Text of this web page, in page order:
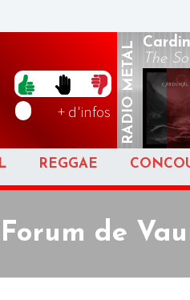
+ d'infos RADIO
METAL
The
REGGAE
de